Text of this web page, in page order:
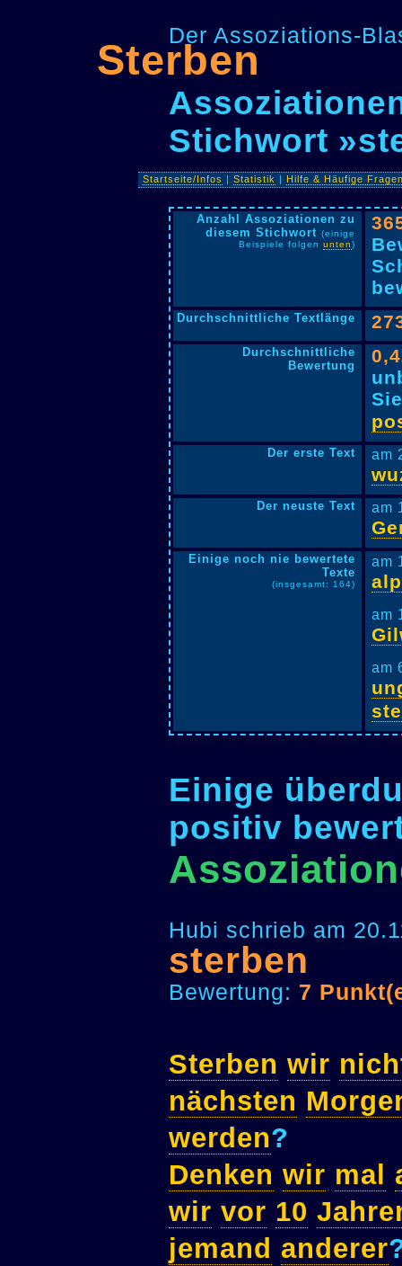
Der Assoziations-
Sterben
Stichwort
Startseite/Infos |Statistik |Hilfe & Häufige
Anzahl Assoziationen zu
diesem Stichwort (einige
Beispiele folgen unten)
Durchschnittliche Textlänge
Durchschnittliche
Bewertung
Der erste Text am
Der neuste Text am
Einige noch nie bewertete
Texte
(insgesamt: 164)
am
am
am
Einige
positiv
Hubi schrieb am
sterben
Bewertung: 7
Sterben wir
nächsten
werden?
Denken wir mal
wir vor 10
jemand anderer